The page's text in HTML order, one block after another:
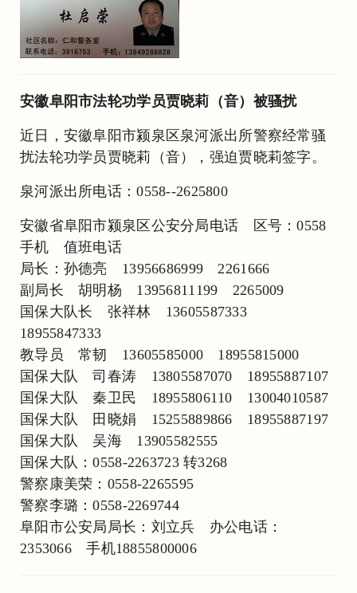
安徽阜阳市法轮功学员贾晓莉（音）被骚扰
近日，安徽阜阳市颍泉区泉河派出所警察经常骚
扰法轮功学员贾晓莉（音），强迫贾晓莉签字。
泉河派出所电话：0558--2625800
安徽省阜阳市颍泉区公安分局电话 区号：0558
手机 值班电话
局长：孙德亮 13956686999 2261666
副局长 胡明杨 13956811199 2265009
国保大队长 张祥林 13605587333
18955847333
教导员 常韧 13605585000 18955815000
国保大队 司春涛 13805587070 18955887107
国保大队 秦卫民 18955806110 13004010587
国保大队 田晓娟 15255889866 18955887197
国保大队 吴海 13905582555
国保大队：0558-2263723 转3268
警察康美荣：0558-2265595
警察李璐：0558-2269744
阜阳市公安局局长：刘立兵 办公电话：
2353066 手机18855800006